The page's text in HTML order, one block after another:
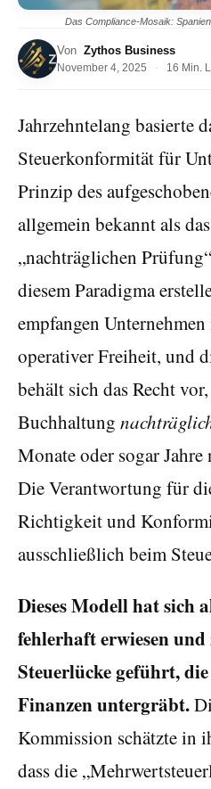
Das Compliance-Mosaik:
Von Zythos Business
November 4, 2025 · 16 Min.
Jahrzehntelang basierte
Steuerkonformität für
Prinzip des
allgemein bekannt als
„nachträglichen
diesem Paradigma
empfangen
operativer Freiheit, und
behält sich das Recht
Buchhaltung
Monate oder sogar
Die Verantwortung für
Richtigkeit und
ausschließlich beim
Dieses Modell hat sich
fehlerhaft erwiesen
Steuerlücke geführt,
Finanzen untergräbt.
Kommission schätzte in
dass die